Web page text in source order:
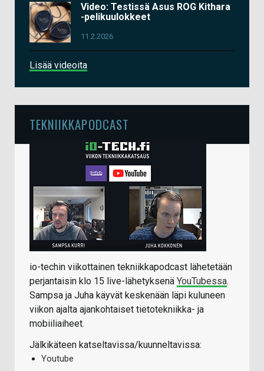
Video: Testissä Asus ROG Kithara
-pelikuulokkeet
11.2.2026
Lisää videoita
TEKNIIKKAPODCAST
io-techin viikottainen tekniikkapodcast lähetetään
perjantaisin klo 15 live-lähetyksenä YouTubessa.
Sampsa ja Juha käyvät keskenään läpi kuluneen
viikon ajalta ajankohtaiset tietotekniikka- ja
mobiiliaiheet.
Jälkikäteen katseltavissa/kuunneltavissa:
Youtube